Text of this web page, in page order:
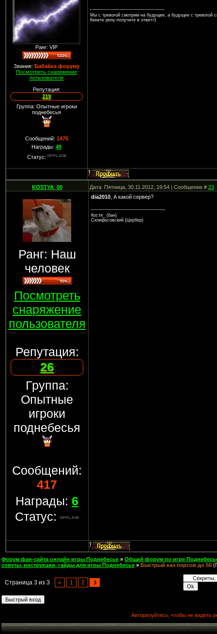
Ранг: VIP
Звание: Бабайка форуму
Посмотреть снаряжение
пользователя
Репутация:
219
Группа: Опытные игроки
поднебесья
Сообщений: 1475
Награды: 49
Статус:
Мы с тревогой смотрим на будущее, а будущее с тревогой
Кинете репу-получите в ответ=)
KOSTYA_00 Дата: Пятница, 30.11.2012, 19:54 | Сообщение #23
Ранг: Наш
человек
Посмотреть
снаряжение
пользователя
Репутация:
26
Группа:
Опытные
игроки
поднебесья
Сообщений:
417
Награды: 6
Статус:
dia2010, А какой сервер?
Костя_ (бан)
Склифосовский (Цербер)
Форум фан-сайта онлайн игры Поднебесье » Общий форум по игре
советы, инструкции, гайды для игры Поднебесье » Быстрый кач персов до 50
Страница 3 из 3 « 1 2 3
Авторизуйтесь, чтобы не видеть